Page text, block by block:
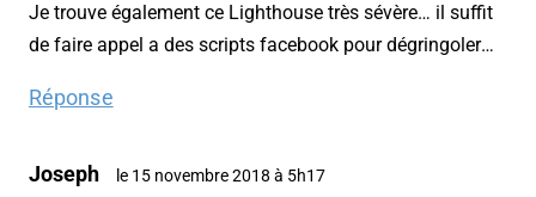
Je trouve également ce Lighthouse très sévère… il suffit
de faire appel a des scripts facebook pour dégringoler…
Réponse
Joseph le 15 novembre 2018 à 5h17